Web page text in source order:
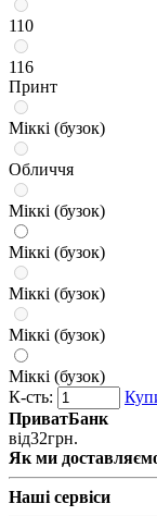
110
116
Принт
Міккі (бузок)
Обличчя
Міккі (бузок)
Міккі (бузок)
Міккі (бузок)
Міккі (бузок)
Міккі (бузок)
К-сть:
ПриватБанк
від32грн.
Як ми
Наші сервіси